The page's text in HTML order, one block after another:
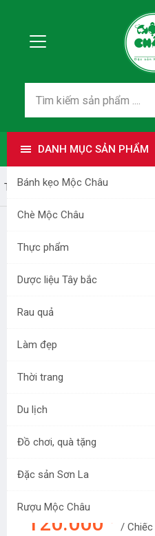
DANH MỤC SẢN PHẨM
Bánh kẹo Mộc Châu
Chè Mộc Châu
Thực phẩm
Dược liệu Tây bắc
Rau quả
Làm đẹp
Thời trang
Du lịch
Đồ chơi, quà tặng
Đặc sản Sơn La
Rượu Mộc Châu
Trang nhất Bánh kẹo Mộc
Bánh Sữa Non
Châu
120.000 / Chiếc